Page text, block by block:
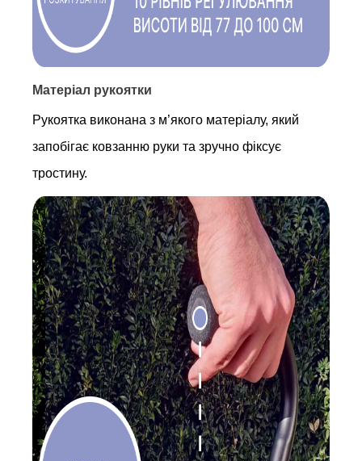
Матеріал рукоятки
Рукоятка виконана з м’якого матеріалу, який
запобігає ковзанню руки та зручно фіксує
тростину.